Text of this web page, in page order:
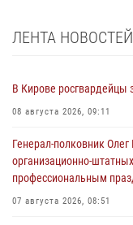
ЛЕНТА НОВОСТЕЙ
В Кирове росгвардейцы
08 августа 2026, 09:11
Генерал-полковник
организационно-
профессиональным
07 августа 2026, 08:51